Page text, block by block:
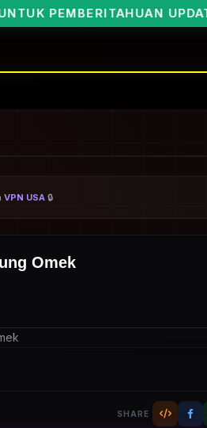
UPDATE TERBARUNYA
VPN USA 🔒
Omek
SHARE